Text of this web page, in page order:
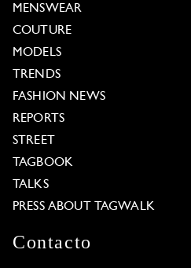
MENSWEAR
COUTURE
MODELS
TRENDS
FASHION NEWS
REPORTS
STREET
TAGBOOK
TALKS
PRESS ABOUT TAGWALK
Contacto